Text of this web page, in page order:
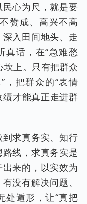
心为尺，就是要
赞成、高兴不高
入田间地头、走
真话，在“急难愁
坎上。只有把群众
，把群众的“表情
绩才能真正走进群
求真务实、知行
线，求真务实是
来的，以实效为
没有解决问题、
处遁形，让“真把